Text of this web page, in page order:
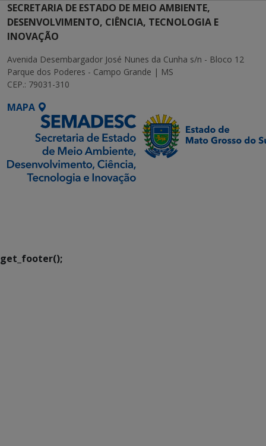
SECRETARIA DE ESTADO DE MEIO AMBIENTE,
DESENVOLVIMENTO, CIÊNCIA, TECNOLOGIA E
INOVAÇÃO
Avenida Desembargador José Nunes da Cunha s/n - Bloco 12
Parque dos Poderes - Campo Grande | MS
CEP.: 79031-310
MAPA
get_footer();